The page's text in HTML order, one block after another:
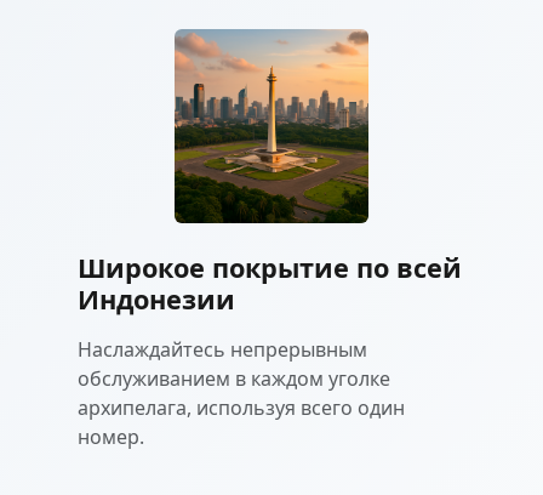
Широкое покрытие по всей
Индонезии
Наслаждайтесь непрерывным
обслуживанием в каждом уголке
архипелага, используя всего один
номер.